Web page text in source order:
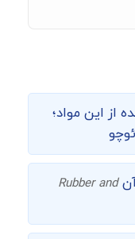
از این مواد؛
Rubber and